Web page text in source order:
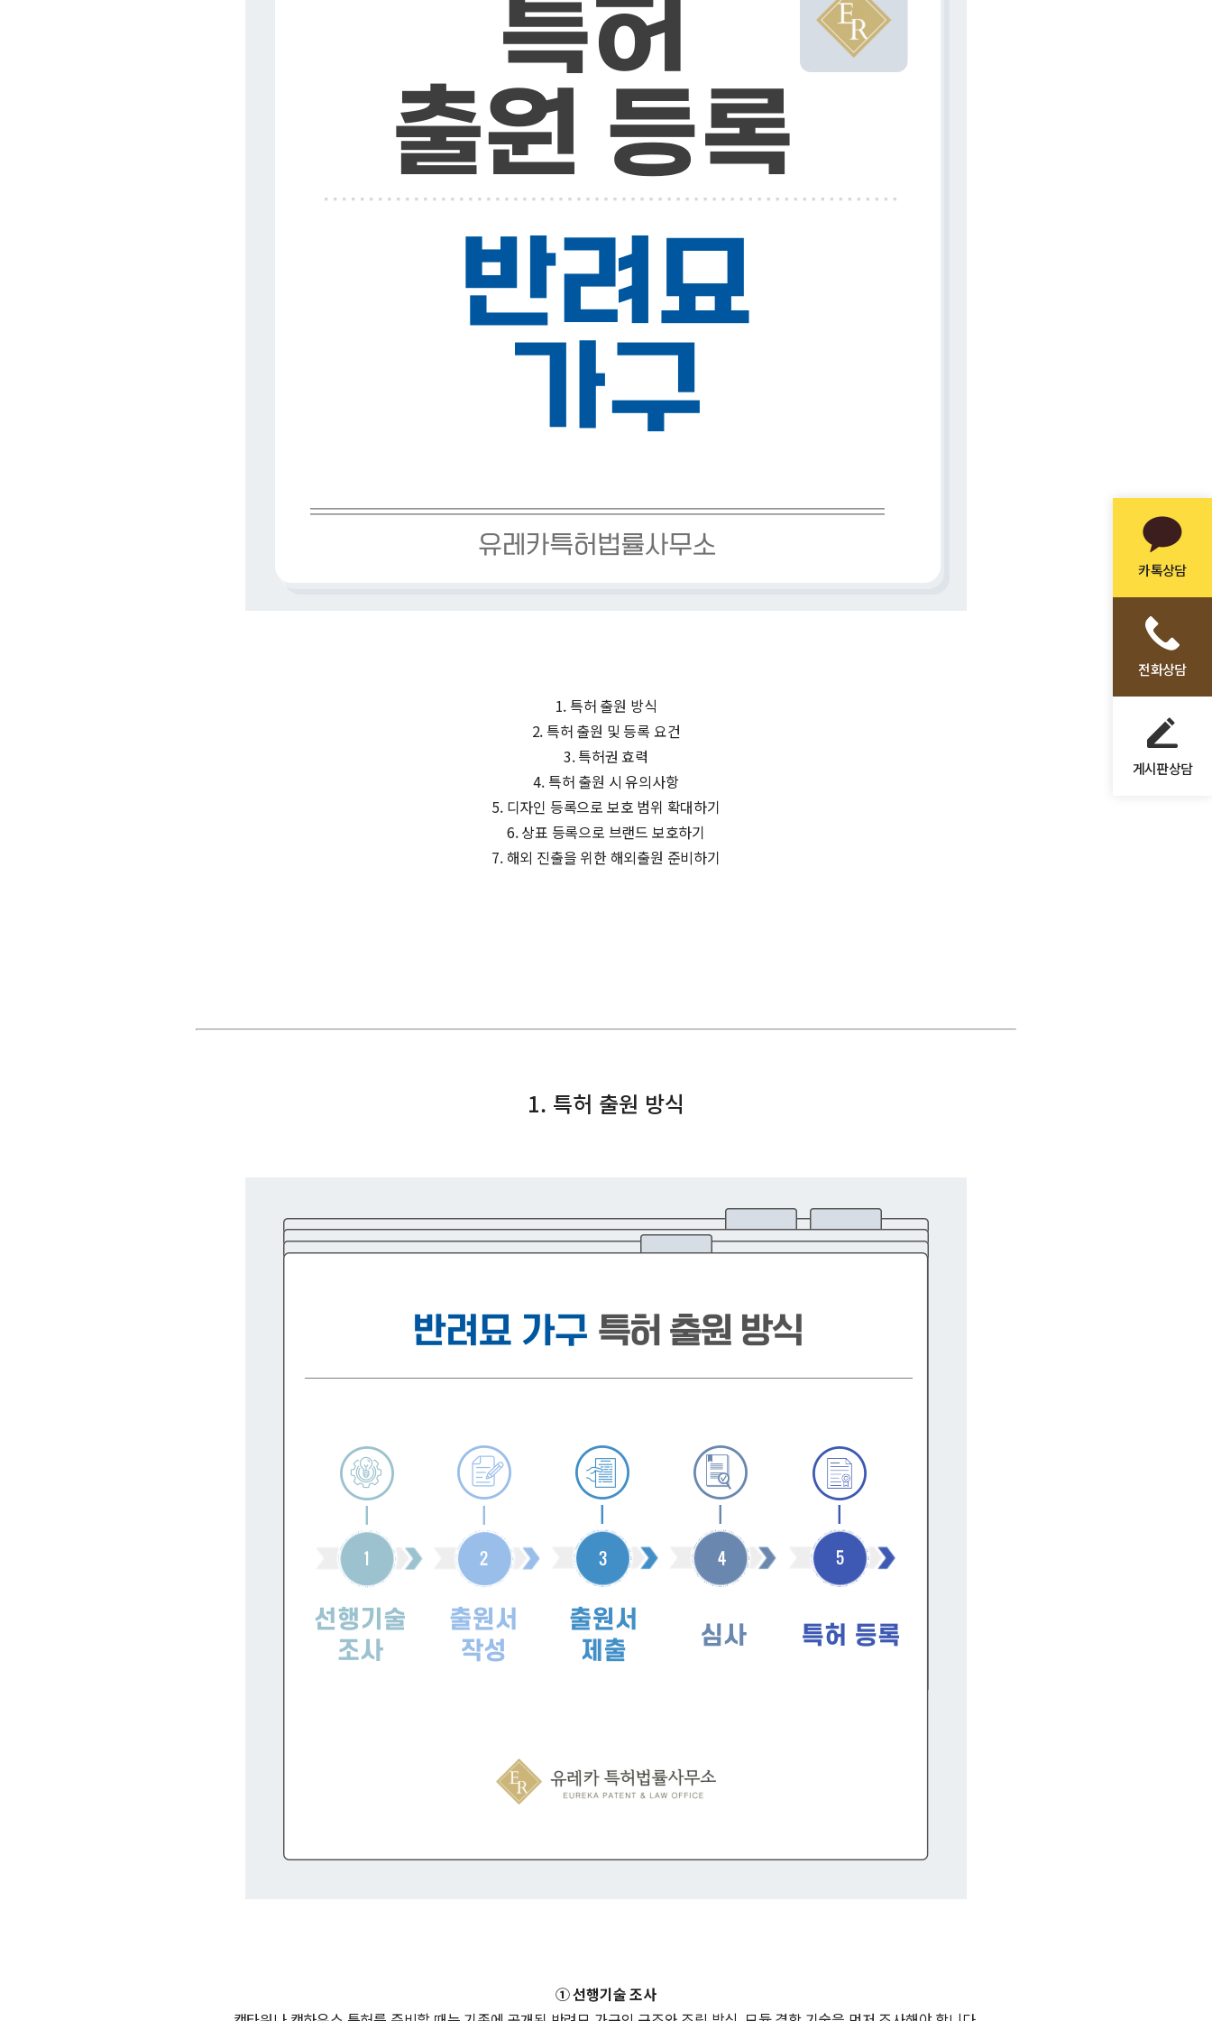
카톡상담
전화상담
게시판상담
1. 특허 출원 방식
2. 특허 출원 및 등록 요건
3. 특허권 효력
4. 특허 출원 시 유의사항
5. 디자인 등록으로 보호 범위 확대하기
6. 상표 등록으로 브랜드 보호하기
7. 해외 진출을 위한 해외출원 준비하기
1. 특허 출원 방식
① 선행기술 조사